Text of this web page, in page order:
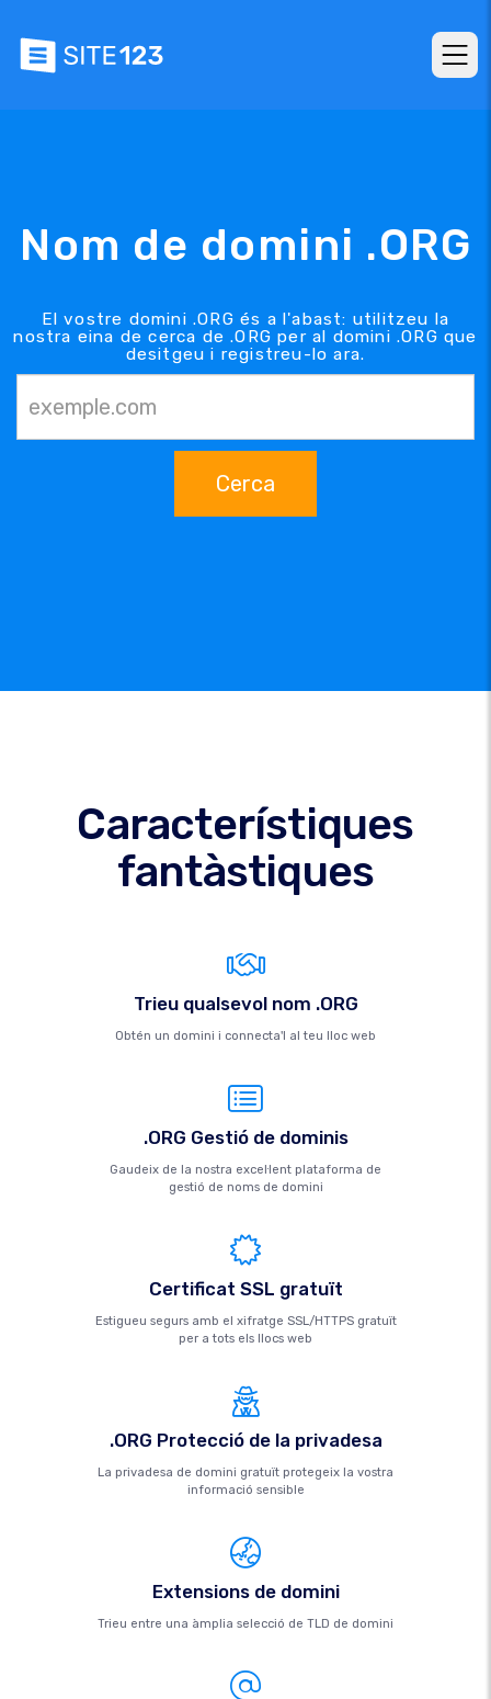
Nom de domini .ORG
El vostre domini .ORG és a l'abast: utilitzeu la
nostra eina de cerca de .ORG per al domini .ORG que
desitgeu i registreu-lo ara.
Cerca
Característiques
fantàstiques
Trieu qualsevol nom .ORG
Obtén un domini i connecta'l al teu lloc web
.ORG Gestió de dominis
Gaudeix de la nostra excel·lent plataforma de
gestió de noms de domini
Certificat SSL gratuït
Estigueu segurs amb el xifratge SSL/HTTPS gratuït
per a tots els llocs web
.ORG Protecció de la privadesa
La privadesa de domini gratuït protegeix la vostra
informació sensible
Extensions de domini
Trieu entre una àmplia selecció de TLD de domini